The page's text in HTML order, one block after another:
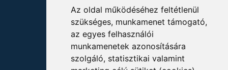
Az oldal működéséhez feltétlenül
szükséges, munkamenet támogató,
az egyes felhasználói
munkamenetek azonosítására
szolgáló, statisztikai valamint
+36 1 880 7600
info@mprx.hu